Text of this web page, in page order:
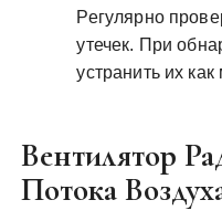
Регулярно
утечек. При
устранить их
Вентилятор
Потока